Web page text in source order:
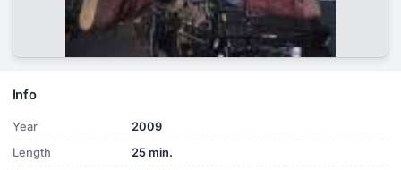
Info
Year
2009
Length
25 min.